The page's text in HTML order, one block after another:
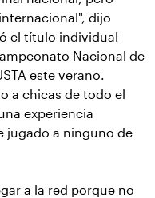
dijo
el título individual
Nacional de
este verano.
a chicas de todo el
experiencia
jugado a ninguno de
a la red porque no